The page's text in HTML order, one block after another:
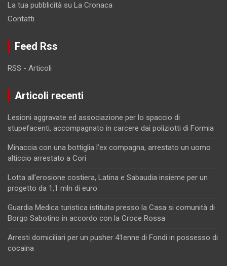
La tua pubblicità su La Cronaca
Contatti
Feed Rss
RSS - Articoli
Articoli recenti
Lesioni aggravate ed associazione per lo spaccio di
stupefacenti, accompagnato in carcere dai poliziotti di Formia
Minaccia con una bottiglia l’ex compagna, arrestato un uomo
alticcio arrestato a Cori
Lotta all’erosione costiera, Latina e Sabaudia insieme per un
progetto da 1,1 mln di euro
Guardia Medica turistica istituita presso la Casa si comunità di
Borgo Sabotino in accordo con la Croce Rossa
Arresti domiciliari per un pusher 41enne di Fondi in possesso di
cocaina